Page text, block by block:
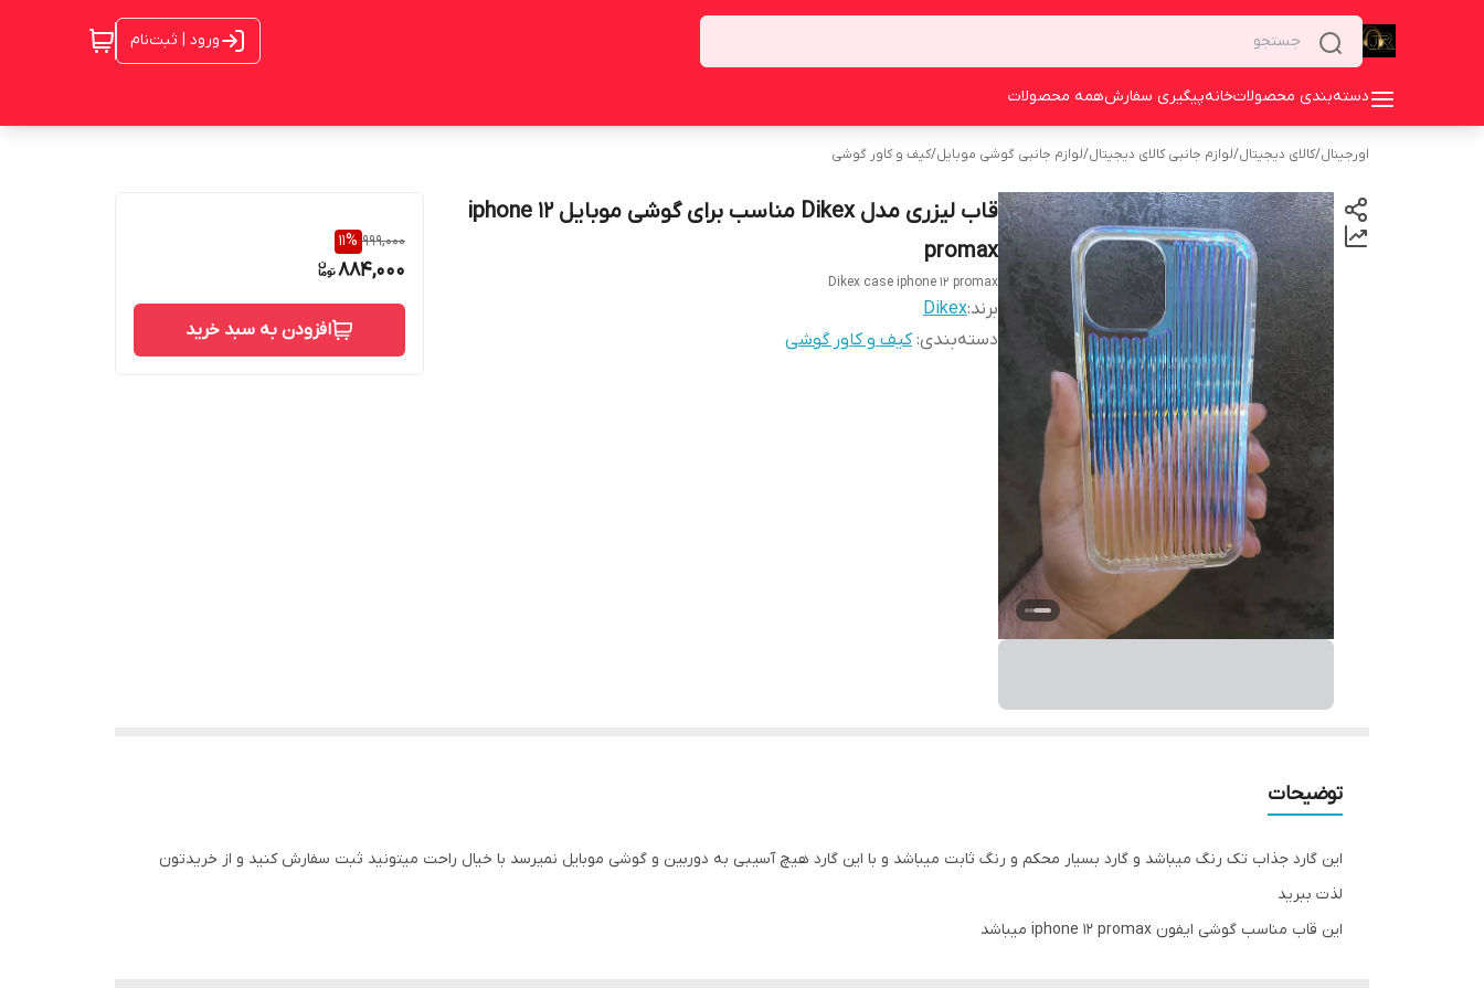
ورود | ثبت‌نام
دسته‌بندی محصولاتخانهپیگیری سفارشهمه محصولات
اورجینال/کالای دیجیتال/لوازم جانبی کالای دیجیتال/لوازم جانبی گوشی موبایل/کیف و کاور گوشی
قاب لیزری مدل Dikex مناسب برای گوشی موبایل iphone 12
promax
Dikex case iphone 12 promax
برند:Dikex
دسته‌بندی:کیف و کاور گوشی
999,000
11%
884,000
افزودن به سبد خرید
توضیحات
این گارد جذاب تک رنگ میباشد و گارد بسیار محکم و رنگ ثابت میباشد و با این گارد هیچ آسیبی به دوربین و گوشی موبایل نمیرسد با خیال راحت میتونید ثبت سفارش کنید و از خریدتون
لذت ببرید
این قاب مناسب گوشی ایفون iphone 12 promax میباشد